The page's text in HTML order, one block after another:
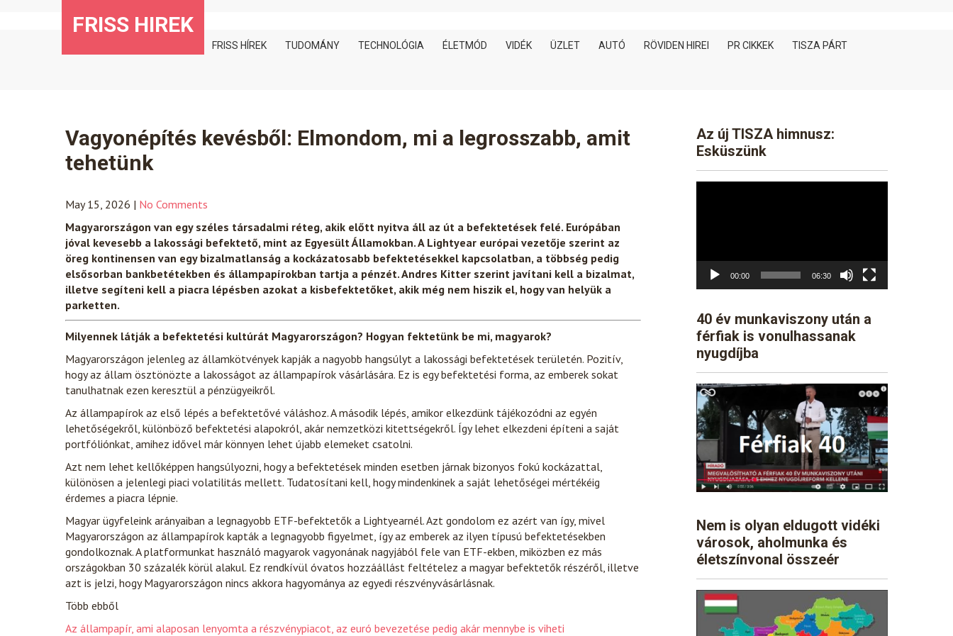
FRISS HIREK
FRISS HÍREK TUDOMÁNY TECHNOLÓGIA ÉLETMÓD VIDÉK ÜZLET AUTÓ RÖVIDEN HIREI PR CIKKEK TISZA PÁRT
Vagyonépítés kevésből: Elmondom, mi a legrosszabb, amit
tehetünk
May 15, 2026 | No Comments
Magyarországon van egy széles társadalmi réteg, akik előtt nyitva áll az út a befektetések felé. Európában
jóval kevesebb a lakossági befektető, mint az Egyesült Államokban. A Lightyear európai vezetője szerint az
öreg kontinensen van egy bizalmatlanság a kockázatosabb befektetésekkel kapcsolatban, a többség pedig
elsősorban bankbetétekben és állampapírokban tartja a pénzét. Andres Kitter szerint javítani kell a bizalmat,
illetve segíteni kell a piacra lépésben azokat a kisbefektetőket, akik még nem hiszik el, hogy van helyük a
parketten.
Milyennek látják a befektetési kultúrát Magyarországon? Hogyan fektetünk be mi, magyarok?
Magyarországon jelenleg az államkötvények kapják a nagyobb hangsúlyt a lakossági befektetések területén. Pozitív,
hogy az állam ösztönözte a lakosságot az állampapírok vásárlására. Ez is egy befektetési forma, az emberek sokat
tanulhatnak ezen keresztül a pénzügyeikről.
Az állampapírok az első lépés a befektetővé váláshoz. A második lépés, amikor elkezdünk tájékozódni az egyén
lehetőségekről, különböző befektetési alapokról, akár nemzetközi kitettségekről. Így lehet elkezdeni építeni a saját
portfóliónkat, amihez idővel már könnyen lehet újabb elemeket csatolni.
Azt nem lehet kellőképpen hangsúlyozni, hogy a befektetések minden esetben járnak bizonyos fokú kockázattal,
különösen a jelenlegi piaci volatilitás mellett. Tudatosítani kell, hogy mindenkinek a saját lehetőségei mértékéig
érdemes a piacra lépnie.
Magyar ügyfeleink arányaiban a legnagyobb ETF-befektetők a Lightyearnél. Azt gondolom ez azért van így, mivel
Magyarországon az állampapírok kapták a legnagyobb figyelmet, így az emberek az ilyen típusú befektetésekben
gondolkoznak. A platformunkat használó magyarok vagyonának nagyjából fele van ETF-ekben, miközben ez más
országokban 30 százalék körül alakul. Ez rendkívül óvatos hozzáállást feltételez a magyar befektetők részéről, illetve
azt is jelzi, hogy Magyarországon nincs akkora hagyománya az egyedi részvényvásárlásnak.
Több ebből
Az állampapír, ami alaposan lenyomta a részvénypiacot, az euró bevezetése pedig akár mennybe is viheti
Az új TISZA himnusz:
Esküszünk
00:00 06:30
40 év munkaviszony után a
férfiak is vonulhassanak
nyugdíjba
Nem is olyan eldugott vidéki
városok, aholmunka és
életszínvonal összeér